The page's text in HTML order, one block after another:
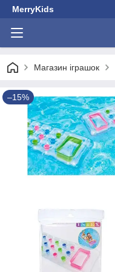
MerryKids
Магазин іграшок
–15%